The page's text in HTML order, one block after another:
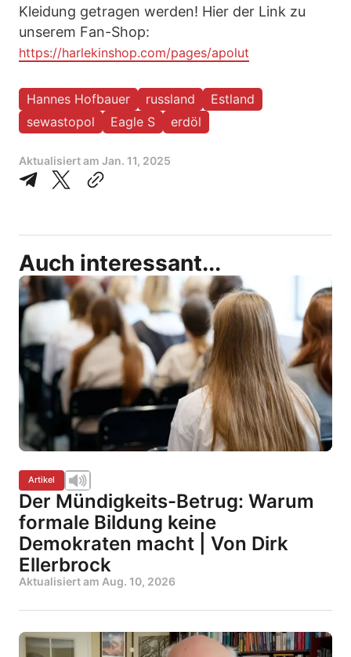
Kleidung getragen werden! Hier der Link zu
unserem Fan-Shop:
https://harlekinshop.com/pages/apolut
Hannes Hofbauer russland
Estland
sewastopol
Eagle S erdöl
Aktualisiert am Jan. 11, 2025
Auch interessant...
Artikel
Der Mündigkeits-Betrug: Warum
formale Bildung keine
Demokraten macht | Von Dirk
Ellerbrock
Aktualisiert am Aug. 10, 2026